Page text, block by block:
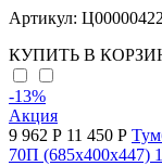
Артикул:
КУПИТЬ В
-13%
Акция
9 962 Р 11 450 Р
70П (685х400х447)